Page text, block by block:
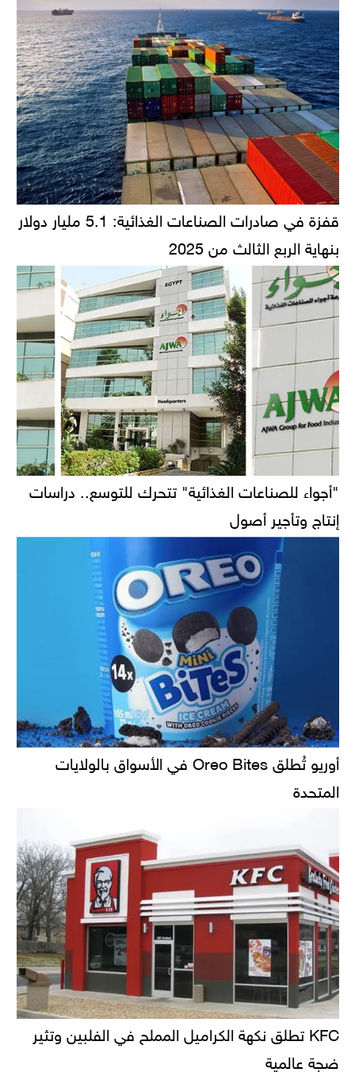
قفزة في صادرات الصناعات الغذائية: 5.1 مليار دولار
بنهاية الربع الثالث من 2025
"أجواء للصناعات الغذائية" تتحرك للتوسع.. دراسات
إنتاج وتأجير أصول
أوريو تُطلق Oreo Bites في الأسواق بالولايات
المتحدة
KFC تطلق نكهة الكراميل المملح في الفلبين وتثير
ضجة عالمية